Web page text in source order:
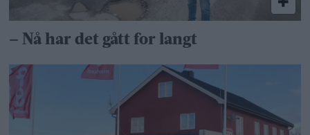
– Nå har det gått for langt